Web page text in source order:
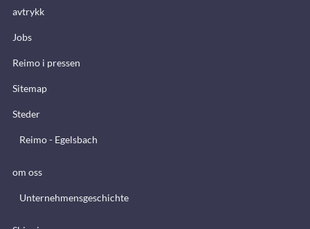
avtrykk
Jobs
Reimo i pressen
Sitemap
Steder
Reimo - Egelsbach
om oss
Unternehmensgeschichte